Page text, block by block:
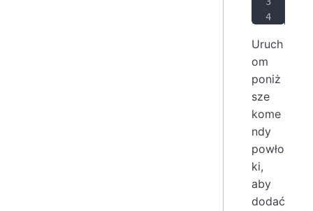
Uruch
om
poniż
sze
kome
ndy
powło
ki,
aby
dodać